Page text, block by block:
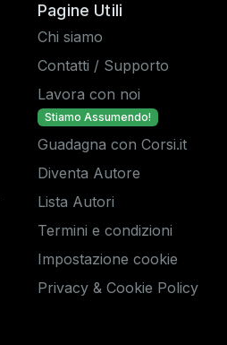
Pagine Utili
Chi siamo
Contatti / Supporto
Lavora con noi
Stiamo Assumendo!
Guadagna con Corsi.it
Diventa Autore
Lista Autori
Termini e condizioni
Impostazione cookie
Privacy & Cookie Policy